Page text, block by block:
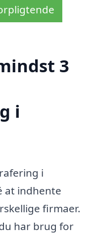
3
i
i
at indhente
firmaer.
har brug for